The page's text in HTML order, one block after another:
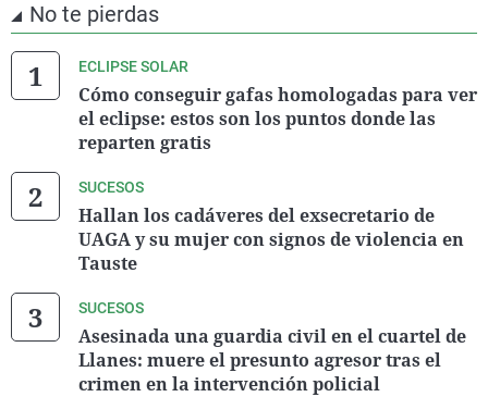
No te pierdas
ECLIPSE SOLAR
Cómo conseguir gafas homologadas para ver
el eclipse: estos son los puntos donde las
reparten gratis
SUCESOS
Hallan los cadáveres del exsecretario de
UAGA y su mujer con signos de violencia en
Tauste
SUCESOS
Asesinada una guardia civil en el cuartel de
Llanes: muere el presunto agresor tras el
crimen en la intervención policial